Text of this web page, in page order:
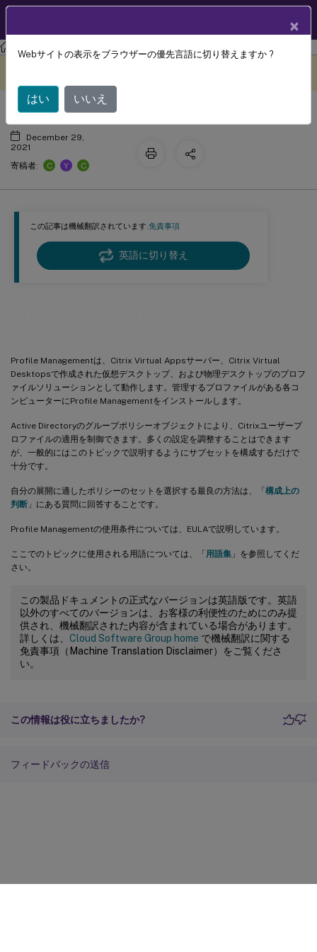
Profile Management Profile Management 2103
この記事は機械翻訳されています.免責事項
英語に切り替え
Profile Managementは、Citrix Virtual Appsサーバー、Citrix Virtual
Desktopsで作成された仮想デスクトップ、および物理デスクトップのプロフ
ァイルソリューションとして動作します。管理するプロファイルがある各コ
ンピューターにProfile Managementをインストールします。
Active Directoryのグループポリシーオブジェクトにより、Citrixユーザープ
ロファイルの適用を制御できます。多くの設定を調整することはできます
が、一般的にはこのトピックで説明するようにサブセットを構成するだけで
十分です。
自分の展開に適したポリシーのセットを選択する最良の方法は、「構成上の
判断 」にある質問に回答することです。
Profile Managementの使用条件については、EULAで説明しています。
ここでのトピックに使用される用語については、「用語集 」を参照してくだ
さい。
この製品ドキュメントの正式なバージョンは英語版です。英語
以外のすべてのバージョンは、お客様の利便性のためにのみ提
供され、機械翻訳された内容が含まれている場合があります。
詳しくは、 Cloud Software Group home で機械翻訳に関する
免責事項（Machine Translation Disclaimer）をご覧くださ
い。
この情報は役に立ちましたか?
フィードバックの送信
Profile Management 2103
December 29,
2021
寄稿者:
C Y C
×
Webサイトの表示をブラウザーの優先言語に切り替えますか ?
はい いいえ